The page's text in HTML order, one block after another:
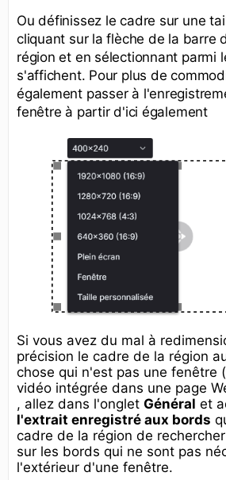
Ou définissez le cadre sur une
cliquant sur la flèche de la barre
région et en sélectionnant parmi
s'affichent. Pour plus de
également passer à
fenêtre à partir d'ici également
Si vous avez du mal à
précision le cadre de la région
chose qui n'est pas une fenêtre
vidéo intégrée dans une page
, allez dans l'onglet Général et
l'extrait enregistré aux bords
cadre de la région de
sur les bords qui ne sont pas
l'extérieur d'une fenêtre.